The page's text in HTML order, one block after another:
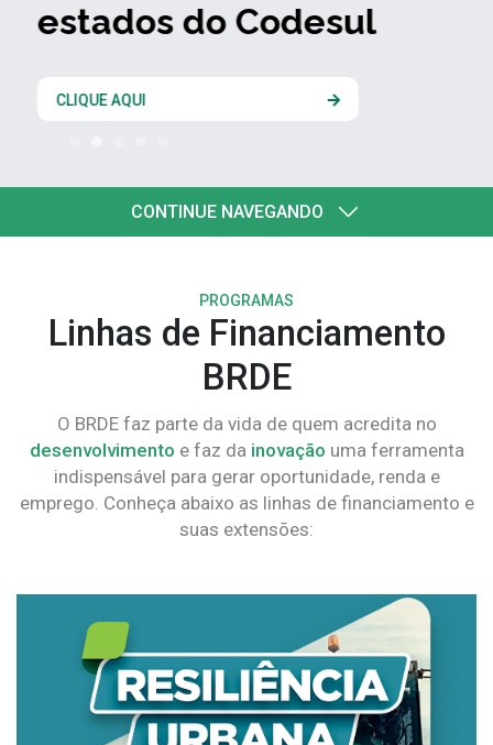
estados do Codesul
CLIQUE AQUI
CONTINUE NAVEGANDO
PROGRAMAS
Linhas de Financiamento
BRDE
O BRDE faz parte da vida de quem acredita no
desenvolvimento e faz da inovação uma ferramenta
indispensável para gerar oportunidade, renda e
emprego. Conheça abaixo as linhas de financiamento e
suas extensões: